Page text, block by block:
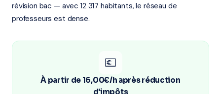
révision bac — avec 12 317 habitants, le réseau de
professeurs est dense.
💶
À partir de 16,00€/h après réduction
d'impôts